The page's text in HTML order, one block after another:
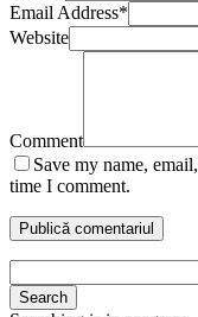
Email Address*
Website
Comment
Save my name,
time I comment.
Search